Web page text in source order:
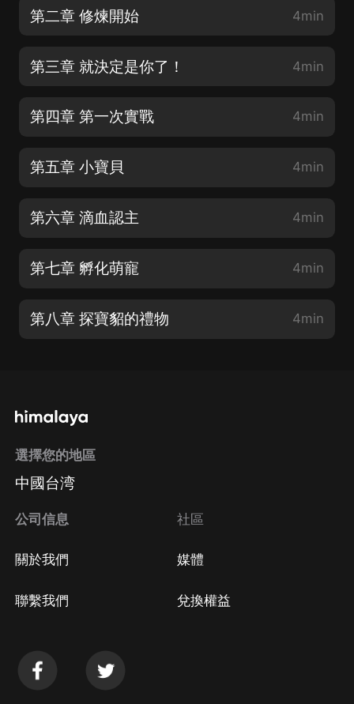
第二章 修煉開始 4min
第三章 就決定是你了！ 4min
第四章 第一次實戰 4min
第五章 小寶貝 4min
第六章 滴血認主 4min
第七章 孵化萌寵 4min
第八章 探寶貂的禮物 4min
選擇您的地區
中國台湾
公司信息
關於我們
聯繫我們
社區
媒體
兌換權益